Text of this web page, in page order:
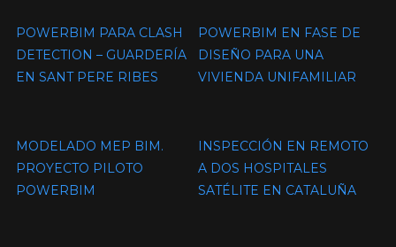
POWERBIM PARA CLASH
DETECTION – GUARDERÍA
EN SANT PERE RIBES
POWERBIM EN FASE DE
DISEÑO PARA UNA
VIVIENDA UNIFAMILIAR
MODELADO MEP BIM.
PROYECTO PILOTO
POWERBIM
INSPECCIÓN EN REMOTO
A DOS HOSPITALES
SATÉLITE EN CATALUÑA